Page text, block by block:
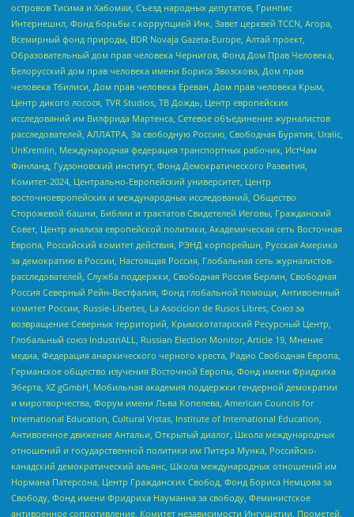
островов Тисима и Хабомаи, Съезд народных депутатов, Гринпис
Интернешнл, Фонд борьбы с коррупцией Инк, Завет церквей TCCN, Агора,
Всемирный фонд природы, BDR Novaja Gazeta-Europe, Алтай проект,
Образовательный дом прав человека Чернигов, Фонд Дом Прав Человека,
Белорусский дом прав человека имени Бориса Звозскова, Дом прав
человека Тбилиси, Дом прав человека Ереван, Дом прав человека Крым,
Центр дикого лосося, TVR Studios, ТВ Дождь, Центр европейских
исследований им Вилфрида Мартенса, Сетевое объединение журналистов
расследователей, АЛЛАТРА, За свободную Россию, Свободная Бурятия, Uralic,
UnKremlin, Международная федерация транспортных рабочих, ИстЧам
Финланд, Гудзоновский институт, Фонд Демократического Развития,
Комитет-2024, Центрально-Европейский университет, Центр
восточноевропейских и международных исследований, Общество
Сторожевой башни, Библии и трактатов Свидетелей Иеговы, Гражданский
Совет, Центр анализа европейской политики, Академическая сеть Восточная
Европа, Российский комитет действия, РЭНД корпорейшн, Русская Америка
за демократию в России, Настоящая Россия, Глобальная сеть журналистов-
расследователей, Служба поддержки, Свободная Россия Берлин, Свободная
Россия Северный Рейн-Вестфалия, Фонд глобальной помощи, Антивоенный
комитет России, Russie-Libertes, La Asocicion de Rusos Libres, Союз за
возвращение Северных территорий, Крымскотатарский Ресурсный Центр,
Глобальный союз IndustriALL, Russian Election Monitor, Article 19, Мнение
медиа, Федерация анархического черного креста, Радио Свободная Европа,
Германское общество изучения Восточной Европы, Фонд имени Фридриха
Эберта, XZ gGmbH, Мобильная академия поддержки гендерной демократии
и миротворчества, Форум имени Льва Копелева, American Councils for
International Education, Cultural Vistas, Institute of International Education,
Антивоенное движение Антальи, Открытый диалог, Школа международных
отношений и государственной политики им Питера Мунка, Российско-
канадский демократический альянс, Школа международных отношений им
Нормана Патерсона, Центр Гражданских Свобод, Фонд Бориса Немцова за
Свободу, Фонд имени Фридриха Науманна за свободу, Феминистское
антивоенное сопротивление, Комитет независимости Ингушетии, Прометей,